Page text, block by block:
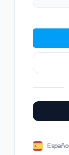
Español